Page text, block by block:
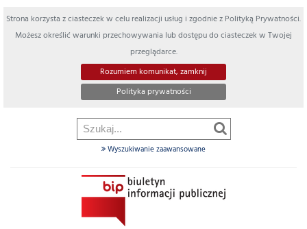
Strona korzysta z ciasteczek w celu realizacji usług i zgodnie z Polityką Prywatności.
Możesz określić warunki przechowywania lub dostępu do ciasteczek w Twojej
przeglądarce.
Rozumiem komunikat, zamknij
Polityka prywatności
Wyszukiwanie zaawansowane